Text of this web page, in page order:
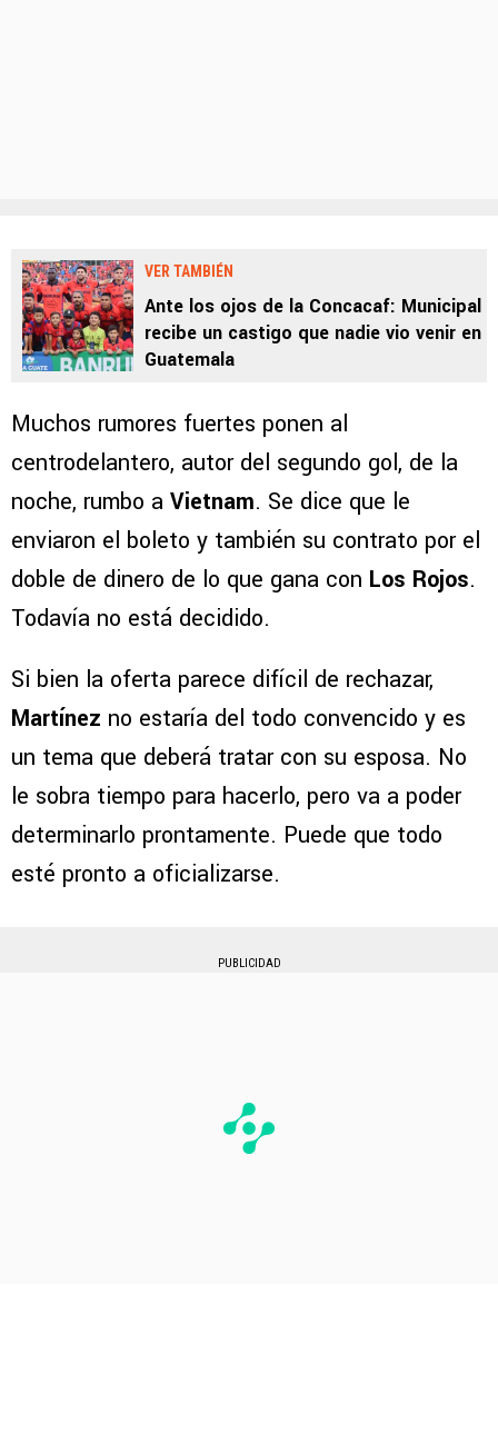
VER TAMBIÉN
Ante los ojos de la Concacaf: Municipal
recibe un castigo que nadie vio venir en
Guatemala
Muchos rumores fuertes ponen al
centrodelantero, autor del segundo gol, de la
noche, rumbo a Vietnam. Se dice que le
enviaron el boleto y también su contrato por el
doble de dinero de lo que gana con Los Rojos.
Todavía no está decidido.
Si bien la oferta parece difícil de rechazar,
Martínez no estaría del todo convencido y es
un tema que deberá tratar con su esposa. No
le sobra tiempo para hacerlo, pero va a poder
determinarlo prontamente. Puede que todo
esté pronto a oficializarse.
PUBLICIDAD